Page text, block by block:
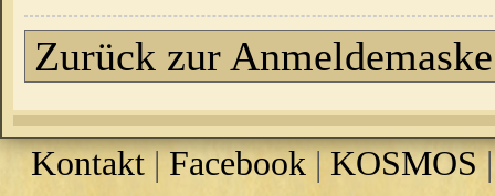
Zurück zur Anmeldemaske
Kontakt|Facebook|KOSMOS